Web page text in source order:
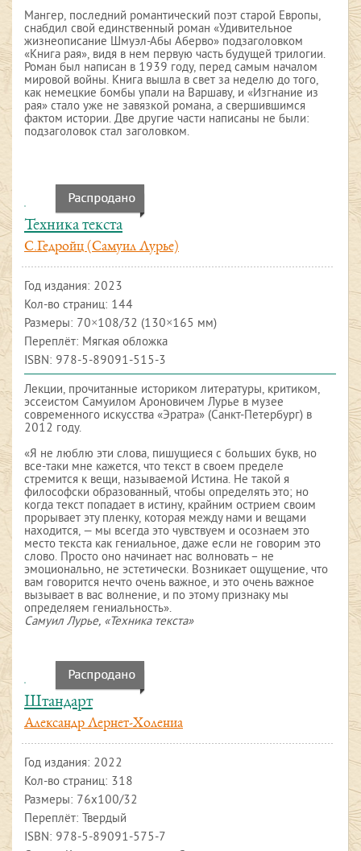
Мангер, последний романтический поэт старой Европы,
снабдил свой единственный роман «Удивительное
жизнеописание Шмуэл-Абы Аберво» подзаголовком
«Книга рая», видя в нем первую часть будущей трилогии.
Роман был написан в 1939 году, перед самым началом
мировой войны. Книга вышла в свет за неделю до того,
как немецкие бомбы упали на Варшаву, и «Изгнание из
рая» стало уже не завязкой романа, а свершившимся
фактом истории. Две другие части написаны не были:
подзаголовок стал заголовком.
Техника текста
С.Гедройц (Самуил Лурье)
Год издания: 2023
Кол-во страниц: 144
Размеры: 70×108/32 (130×165 мм)
Переплёт: Мягкая обложка
ISBN: 978-5-89091-515-3
Лекции, прочитанные историком литературы, критиком,
эссеистом Самуилом Ароновичем Лурье в музее
современного искусства «Эратра» (Санкт-Петербург) в
2012 году.
«Я не люблю эти слова, пишущиеся с больших букв, но
все-таки мне кажется, что текст в своем пределе
стремится к вещи, называемой Истина. Не такой я
философски образованный, чтобы определять это; но
когда текст попадает в истину, крайним острием своим
прорывает эту пленку, которая между нами и вещами
находится, — мы всегда это чувствуем и осознаем это
место текста как гениальное, даже если не говорим это
слово. Просто оно начинает нас волновать – не
эмоционально, не эстетически. Возникает ощущение, что
вам говорится нечто очень важное, и это очень важное
вызывает в вас волнение, и по этому признаку мы
определяем гениальность».
Самуил Лурье, «Техника текста»
Штандарт
Александр Лернет-Холениа
Год издания: 2022
Кол-во страниц: 318
Размеры: 76x100/32
Переплёт: Твердый
ISBN: 978-5-89091-575-7